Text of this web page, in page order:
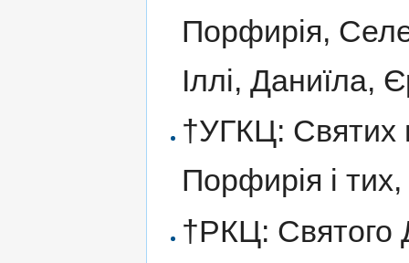
Порфирія,
Іллі, Даниїла,
†УГКЦ: Святих
Порфирія і
†РКЦ: Святого